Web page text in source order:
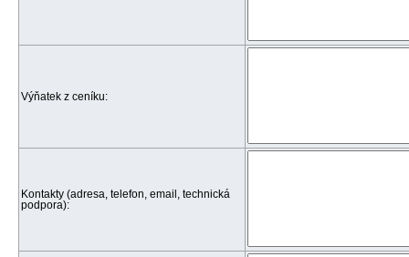
Výňatek z ceníku:
Kontakty (adresa, telefon, email, technická
podpora):